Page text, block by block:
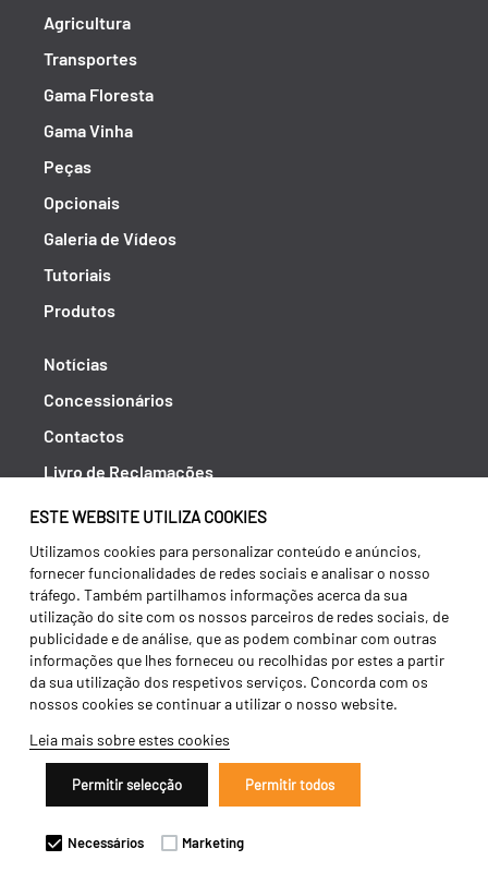
ESTE WEBSITE UTILIZA COOKIES
Utilizamos cookies para personalizar conteúdo e anúncios,
fornecer funcionalidades de redes sociais e analisar o nosso
tráfego. Também partilhamos informações acerca da sua
utilização do site com os nossos parceiros de redes sociais, de
publicidade e de análise, que as podem combinar com outras
informações que lhes forneceu ou recolhidas por estes a partir
da sua utilização dos respetivos serviços. Concorda com os
nossos cookies se continuar a utilizar o nosso website.
Leia mais sobre estes cookies
Permitir selecção Permitir todos
Necessários Marketing
Agricultura
Transportes
Gama Floresta
Gama Vinha
Peças
Opcionais
Galeria de Vídeos
Tutoriais
Produtos
Notícias
Concessionários
Contactos
Livro de Reclamações
Política de Privacidade
Canal de Denúncias (RGPC)
Termos e condições